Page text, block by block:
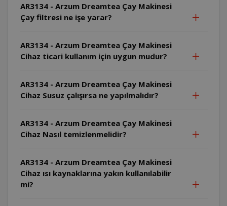
AR3134 - Arzum Dreamtea Çay Makinesi
Çay filtresi ne işe yarar?
AR3134 - Arzum Dreamtea Çay Makinesi
Cihaz ticari kullanım için uygun mudur?
AR3134 - Arzum Dreamtea Çay Makinesi
Cihaz Susuz çalışırsa ne yapılmalıdır?
AR3134 - Arzum Dreamtea Çay Makinesi
Cihaz Nasıl temizlenmelidir?
AR3134 - Arzum Dreamtea Çay Makinesi
Cihaz ısı kaynaklarına yakın kullanılabilir
mi?